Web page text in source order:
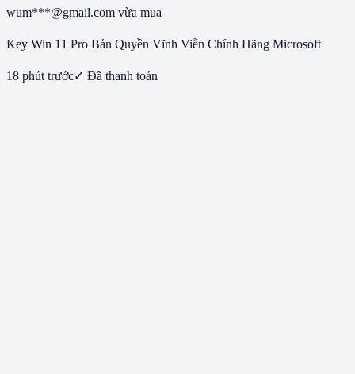
wum***@gmail.com vừa mua
Key Win 11 Pro Bản Quyền Vĩnh Viễn Chính Hãng Microsoft
18 phút trước✓ Đã thanh toán